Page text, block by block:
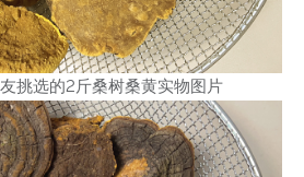
挑选的2斤桑树桑黄实物图片